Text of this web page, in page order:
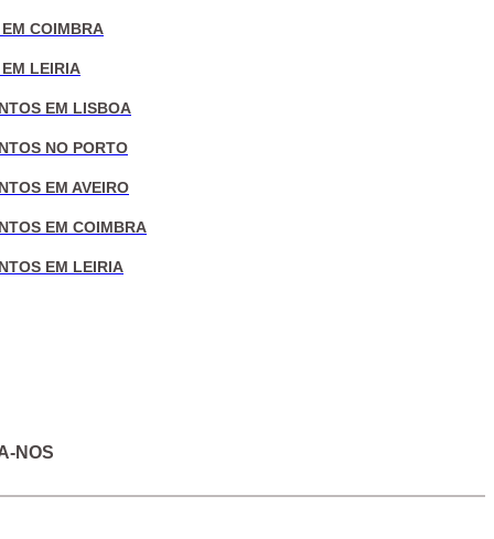
COIMBRA
LEIRIA
EM LISBOA
NO PORTO
EM AVEIRO
EM COIMBRA
EM LEIRIA
NOS